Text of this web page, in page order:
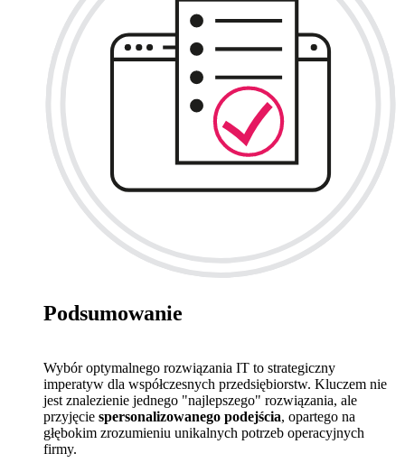
Podsumowanie
Wybór optymalnego rozwiązania IT to strategiczny
imperatyw dla współczesnych przedsiębiorstw. Kluczem nie
jest znalezienie jednego "najlepszego" rozwiązania, ale
przyjęcie spersonalizowanego podejścia, opartego na
głębokim zrozumieniu unikalnych potrzeb operacyjnych
firmy.